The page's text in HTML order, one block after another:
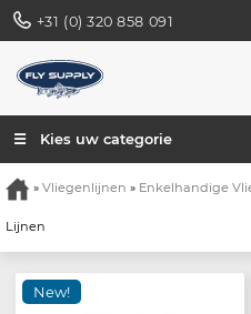
+31 (0) 320 858 091
☰ Kies uw categorie
» Vliegenlijnen » Enkelhandige
Lijnen
New!